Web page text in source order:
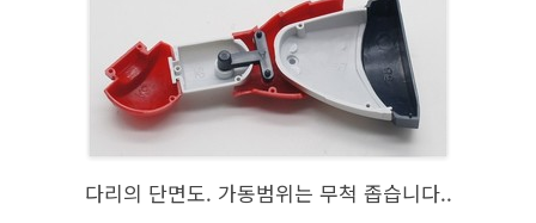
다리의 단면도. 가동범위는 무척 좁습니다..